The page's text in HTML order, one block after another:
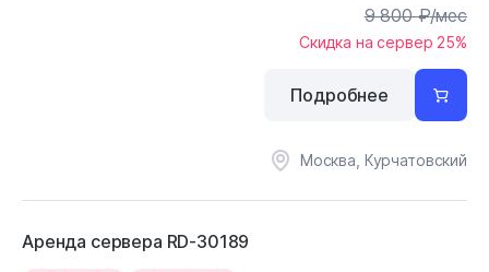
9 800₽/мес
Скидка на сервер 25%
Москва, Курчатовский
Подробнее
Аренда сервера RD-30189